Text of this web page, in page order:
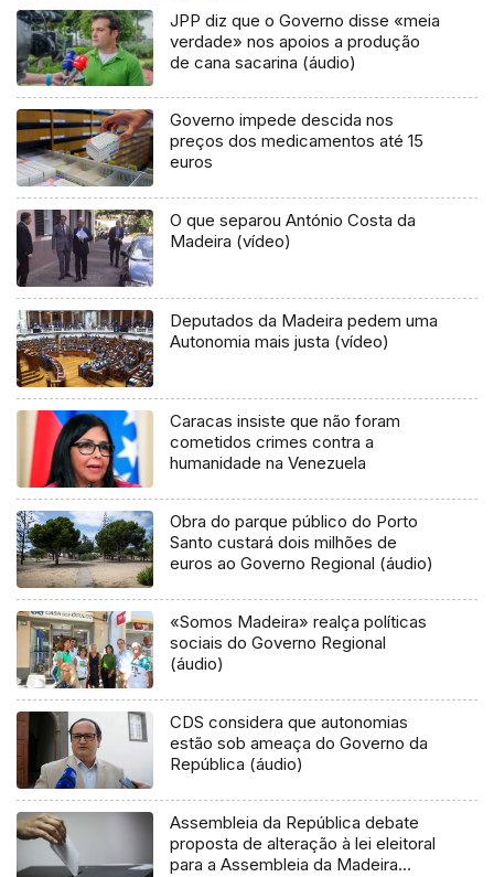
JPP diz que o Governo disse «meia
verdade» nos apoios a produção
de cana sacarina (áudio)
Governo impede descida nos
preços dos medicamentos até 15
euros
O que separou António Costa da
Madeira (vídeo)
Deputados da Madeira pedem uma
Autonomia mais justa (vídeo)
Caracas insiste que não foram
cometidos crimes contra a
humanidade na Venezuela
Obra do parque público do Porto
Santo custará dois milhões de
euros ao Governo Regional (áudio)
«Somos Madeira» realça políticas
sociais do Governo Regional
(áudio)
CDS considera que autonomias
estão sob ameaça do Governo da
República (áudio)
Assembleia da República debate
proposta de alteração à lei eleitoral
para a Assembleia da Madeira